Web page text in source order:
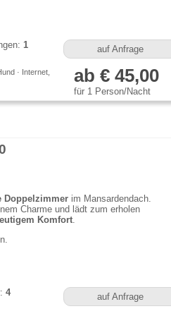
1
· Internet,
auf Anfrage
ab € 45,00
für 1 Person/Nacht
im Mansardendach.
Charme und lädt zum erholen
Komfort.
4 auf Anfrage